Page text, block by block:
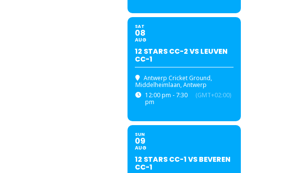
SAT
08
AUG
12 STARS CC-2 VS LEUVEN
CC-1
Antwerp Cricket Ground,
Middelheimlaan, Antwerp
12:00 pm - 7:30
pm
(GMT+02:00)
SUN
09
AUG
12 STARS CC-1 VS BEVEREN
CC-1